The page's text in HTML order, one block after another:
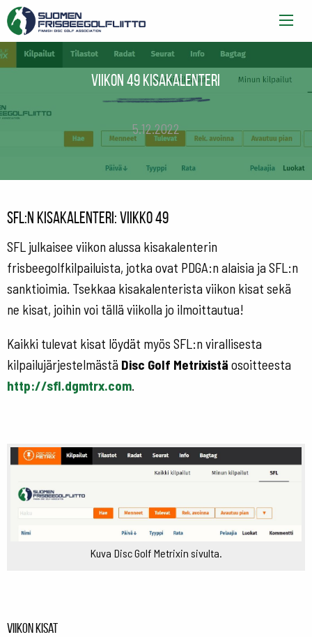
Viikon 49 kisakalenteri
5.12.2022
SFL:n kisakalenteri: viikko 49
SFL julkaisee viikon alussa kisakalenterin
frisbeegolfkilpailuista, jotka ovat PDGA:n alaisia ja SFL:n
sanktioimia. Tsekkaa kisakalenterista viikon kisat sekä
ne kisat, joihin voi tällä viikolla jo ilmoittautua!
Kaikki tulevat kisat löydät myös SFL:n virallisesta
kilpailujärjestelmästä Disc Golf Metrixistä osoitteesta
http://sfl.dgmtrx.com.
Kuva Disc Golf Metrixin sivulta.
Viikon kisat